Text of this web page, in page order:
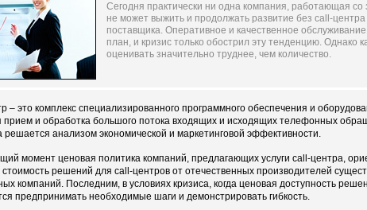
Сегодня практически ни одна компания, работающая со
не может выжить и продолжать развитие без cаll-
поставщика. Оперативное и качественное
план, и кризис только обострил эту тенденцию. Однако
оценивать значительно труднее, чем количество.
– это комплекс специализированного программного обеспечения и
прием и обработка большого потока входящих и исходящих телефонных
решается анализом экономической и маркетинговой эффективности.
момент ценовая политика компаний, предлагающих услуги call-центра,
решений для call-центров от отечественных производителей
компаний. Последним, в условиях кризиса, когда ценовая доступность
предпринимать необходимые шаги и демонстрировать гибкость.